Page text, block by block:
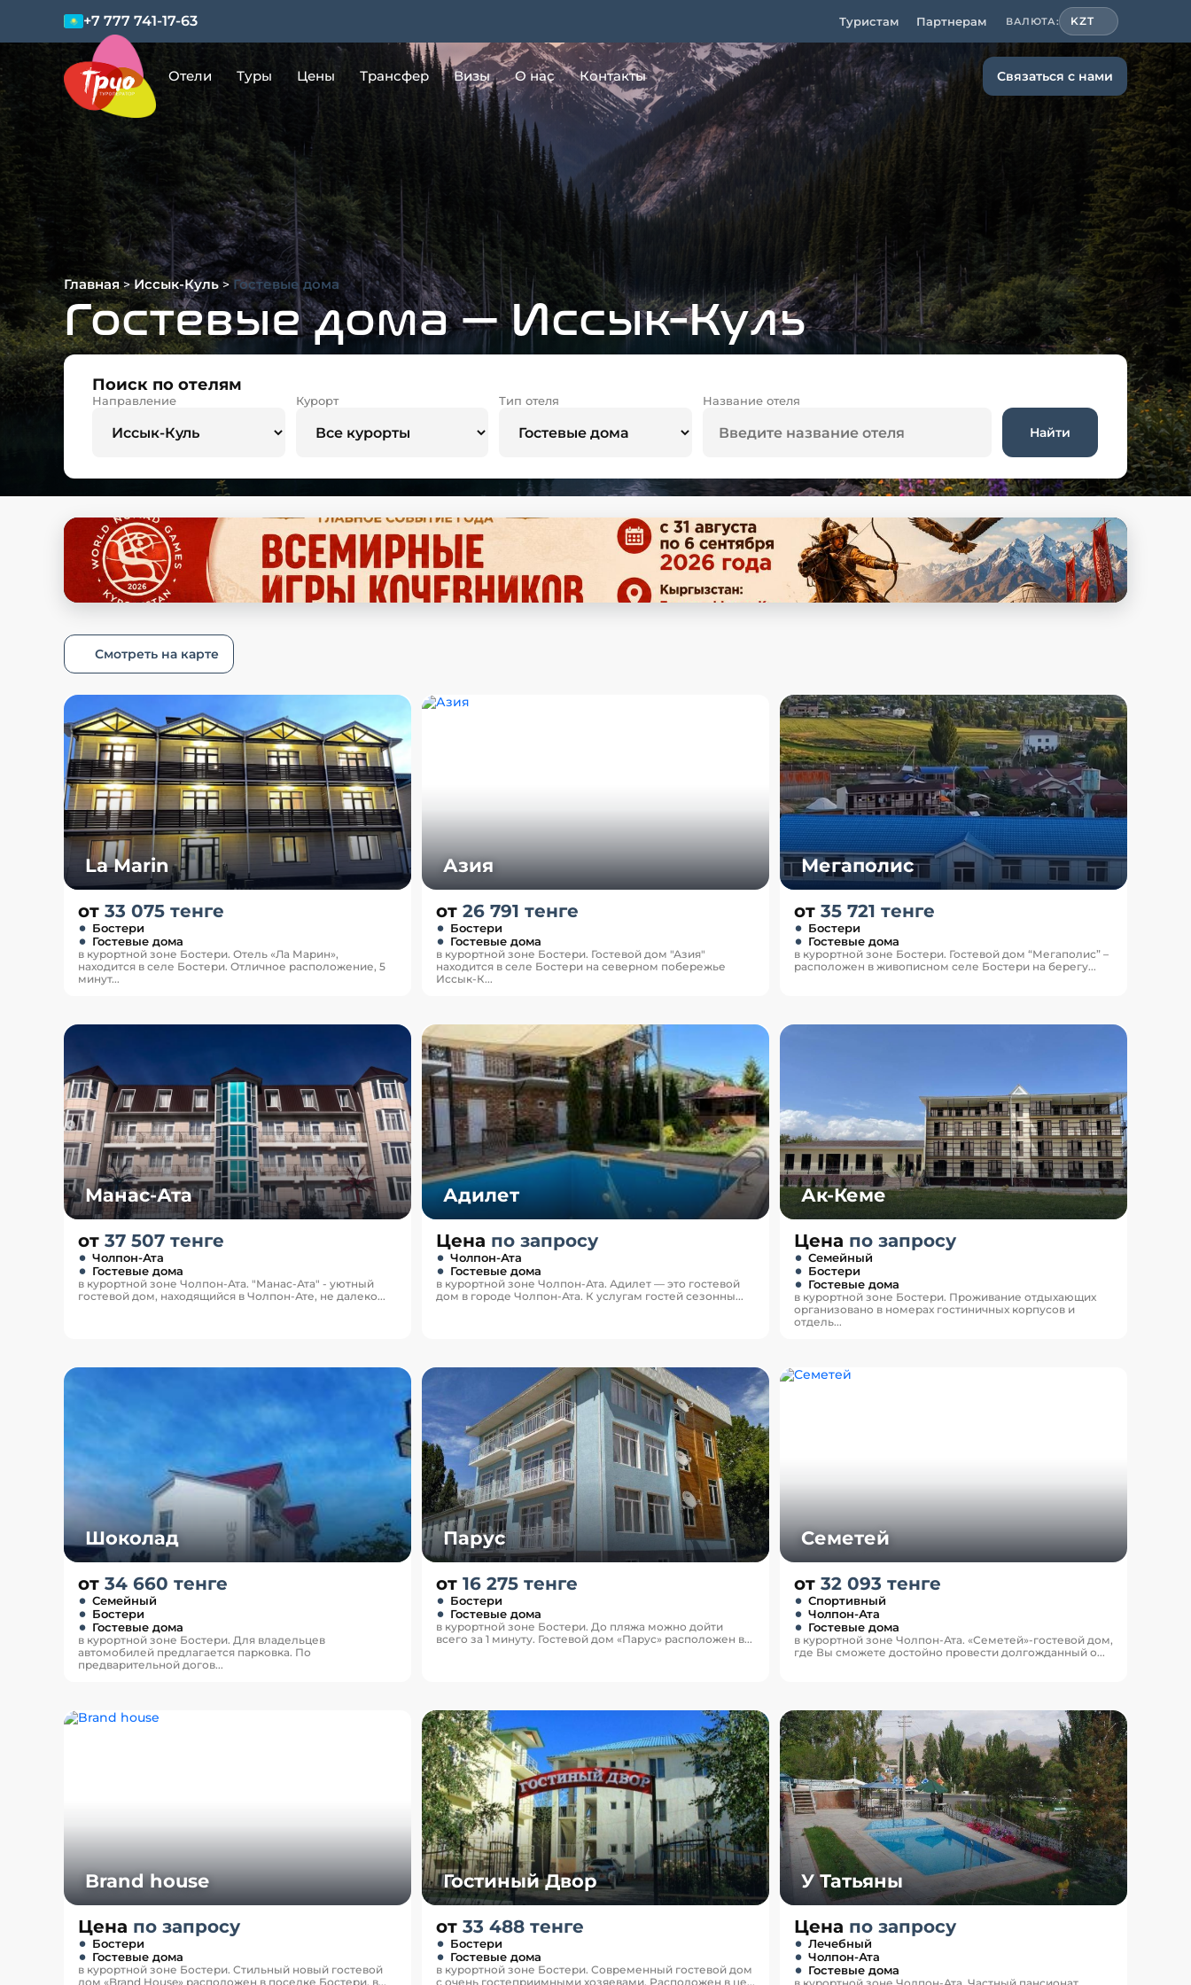
+7 777 741-17-63 Туристам Партнерам ВАЛЮТА: KZT
Отели Туры Цены Трансфер Визы О нас Контакты Связаться с нами
Главная > Иссык-Куль > Гостевые дома
Гостевые дома — Иссык-Куль
Поиск по отелям
Направление Курорт Тип отеля Название отеля
Найти
Смотреть на карте
La Marin
от 33 075 тенге
Бостери
Гостевые дома
в курортной зоне Бостери. Отель «Ла Марин»,
находится в селе Бостери. Отличное расположение, 5
минут...
Азия
от 26 791 тенге
Бостери
Гостевые дома
в курортной зоне Бостери. Гостевой дом "Азия"
находится в селе Бостери на северном побережье
Иссык-К...
Мегаполис
от 35 721 тенге
Бостери
Гостевые дома
в курортной зоне Бостери. Гостевой дом “Мегаполис” –
расположен в живописном селе Бостери на берегу...
Манас-Ата
от 37 507 тенге
Чолпон-Ата
Гостевые дома
в курортной зоне Чолпон-Ата. "Манас-Ата" - уютный
гостевой дом, находящийся в Чолпон-Ате, не далеко...
Адилет
Цена по запросу
Чолпон-Ата
Гостевые дома
в курортной зоне Чолпон-Ата. Адилет — это гостевой
дом в городе Чолпон-Ата. К услугам гостей сезонны...
Ак-Кеме
Цена по запросу
Семейный
Бостери
Гостевые дома
в курортной зоне Бостери. Проживание отдыхающих
организовано в номерах гостиничных корпусов и
отдель...
Шоколад
от 34 660 тенге
Семейный
Бостери
Гостевые дома
в курортной зоне Бостери. Для владельцев
автомобилей предлагается парковка. По
предварительной догов...
Парус
от 16 275 тенге
Бостери
Гостевые дома
в курортной зоне Бостери. До пляжа можно дойти
всего за 1 минуту. Гостевой дом «Парус» расположен в...
Семетей
от 32 093 тенге
Спортивный
Чолпон-Ата
Гостевые дома
в курортной зоне Чолпон-Ата. «Семетей»-гостевой дом,
где Вы сможете достойно провести долгожданный о...
Brand house
Цена по запросу
Бостери
Гостевые дома
в курортной зоне Бостери. Cтильный новый гостевой
дом «Brand House» расположен в поселке Бостери, в...
Гостиный Двор
от 33 488 тенге
Бостери
Гостевые дома
в курортной зоне Бостери. Современный гостевой дом
с очень гостеприимными хозяевами. Расположен в це...
У Татьяны
Цена по запросу
Лечебный
Чолпон-Ата
Гостевые дома